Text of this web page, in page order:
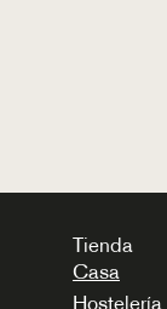
Tienda
Casa
Hostelería